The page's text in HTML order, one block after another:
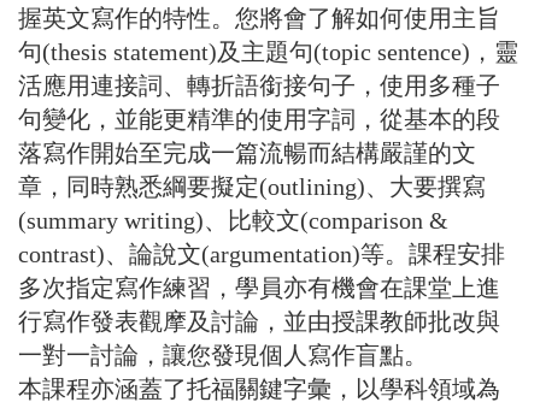
握英文寫作的特性。您將會了解如何使用主旨
句(thesis statement)及主題句(topic sentence)，靈
活應用連接詞、轉折語銜接句子，使用多種子
句變化，並能更精準的使用字詞，從基本的段
落寫作開始至完成一篇流暢而結構嚴謹的文
章，同時熟悉綱要擬定(outlining)、大要撰寫
(summary writing)、比較文(comparison &
contrast)、論說文(argumentation)等。課程安排
多次指定寫作練習，學員亦有機會在課堂上進
行寫作發表觀摩及討論，並由授課教師批改與
一對一討論，讓您發現個人寫作盲點。
本課程亦涵蓋了托福關鍵字彙，以學科領域為